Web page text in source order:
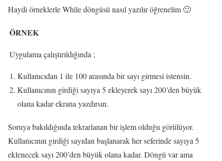
Haydi örneklerle While döngüsü nasıl yazılır öğrenelim 🙂
ÖRNEK
Uygulama çalıştırıldığında ;
Kullanıcıdan 1 ile 100 arasında bir sayı girmesi istensin.
Kullanıcının girdiği sayıya 5 ekleyerek sayı 200’den büyük
olana kadar ekrana yazdırsın.
Soruya bakıldığında tekrarlanan bir işlem olduğu görülüyor.
Kullanıcının girdiği sayıdan başlanarak her seferinde sayıya 5
eklenecek sayı 200’den büyük olana kadar. Döngü var ama